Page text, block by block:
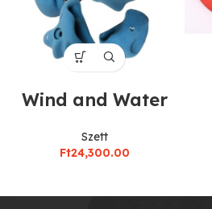
Wind and Water
Szett
Ft24,300.00